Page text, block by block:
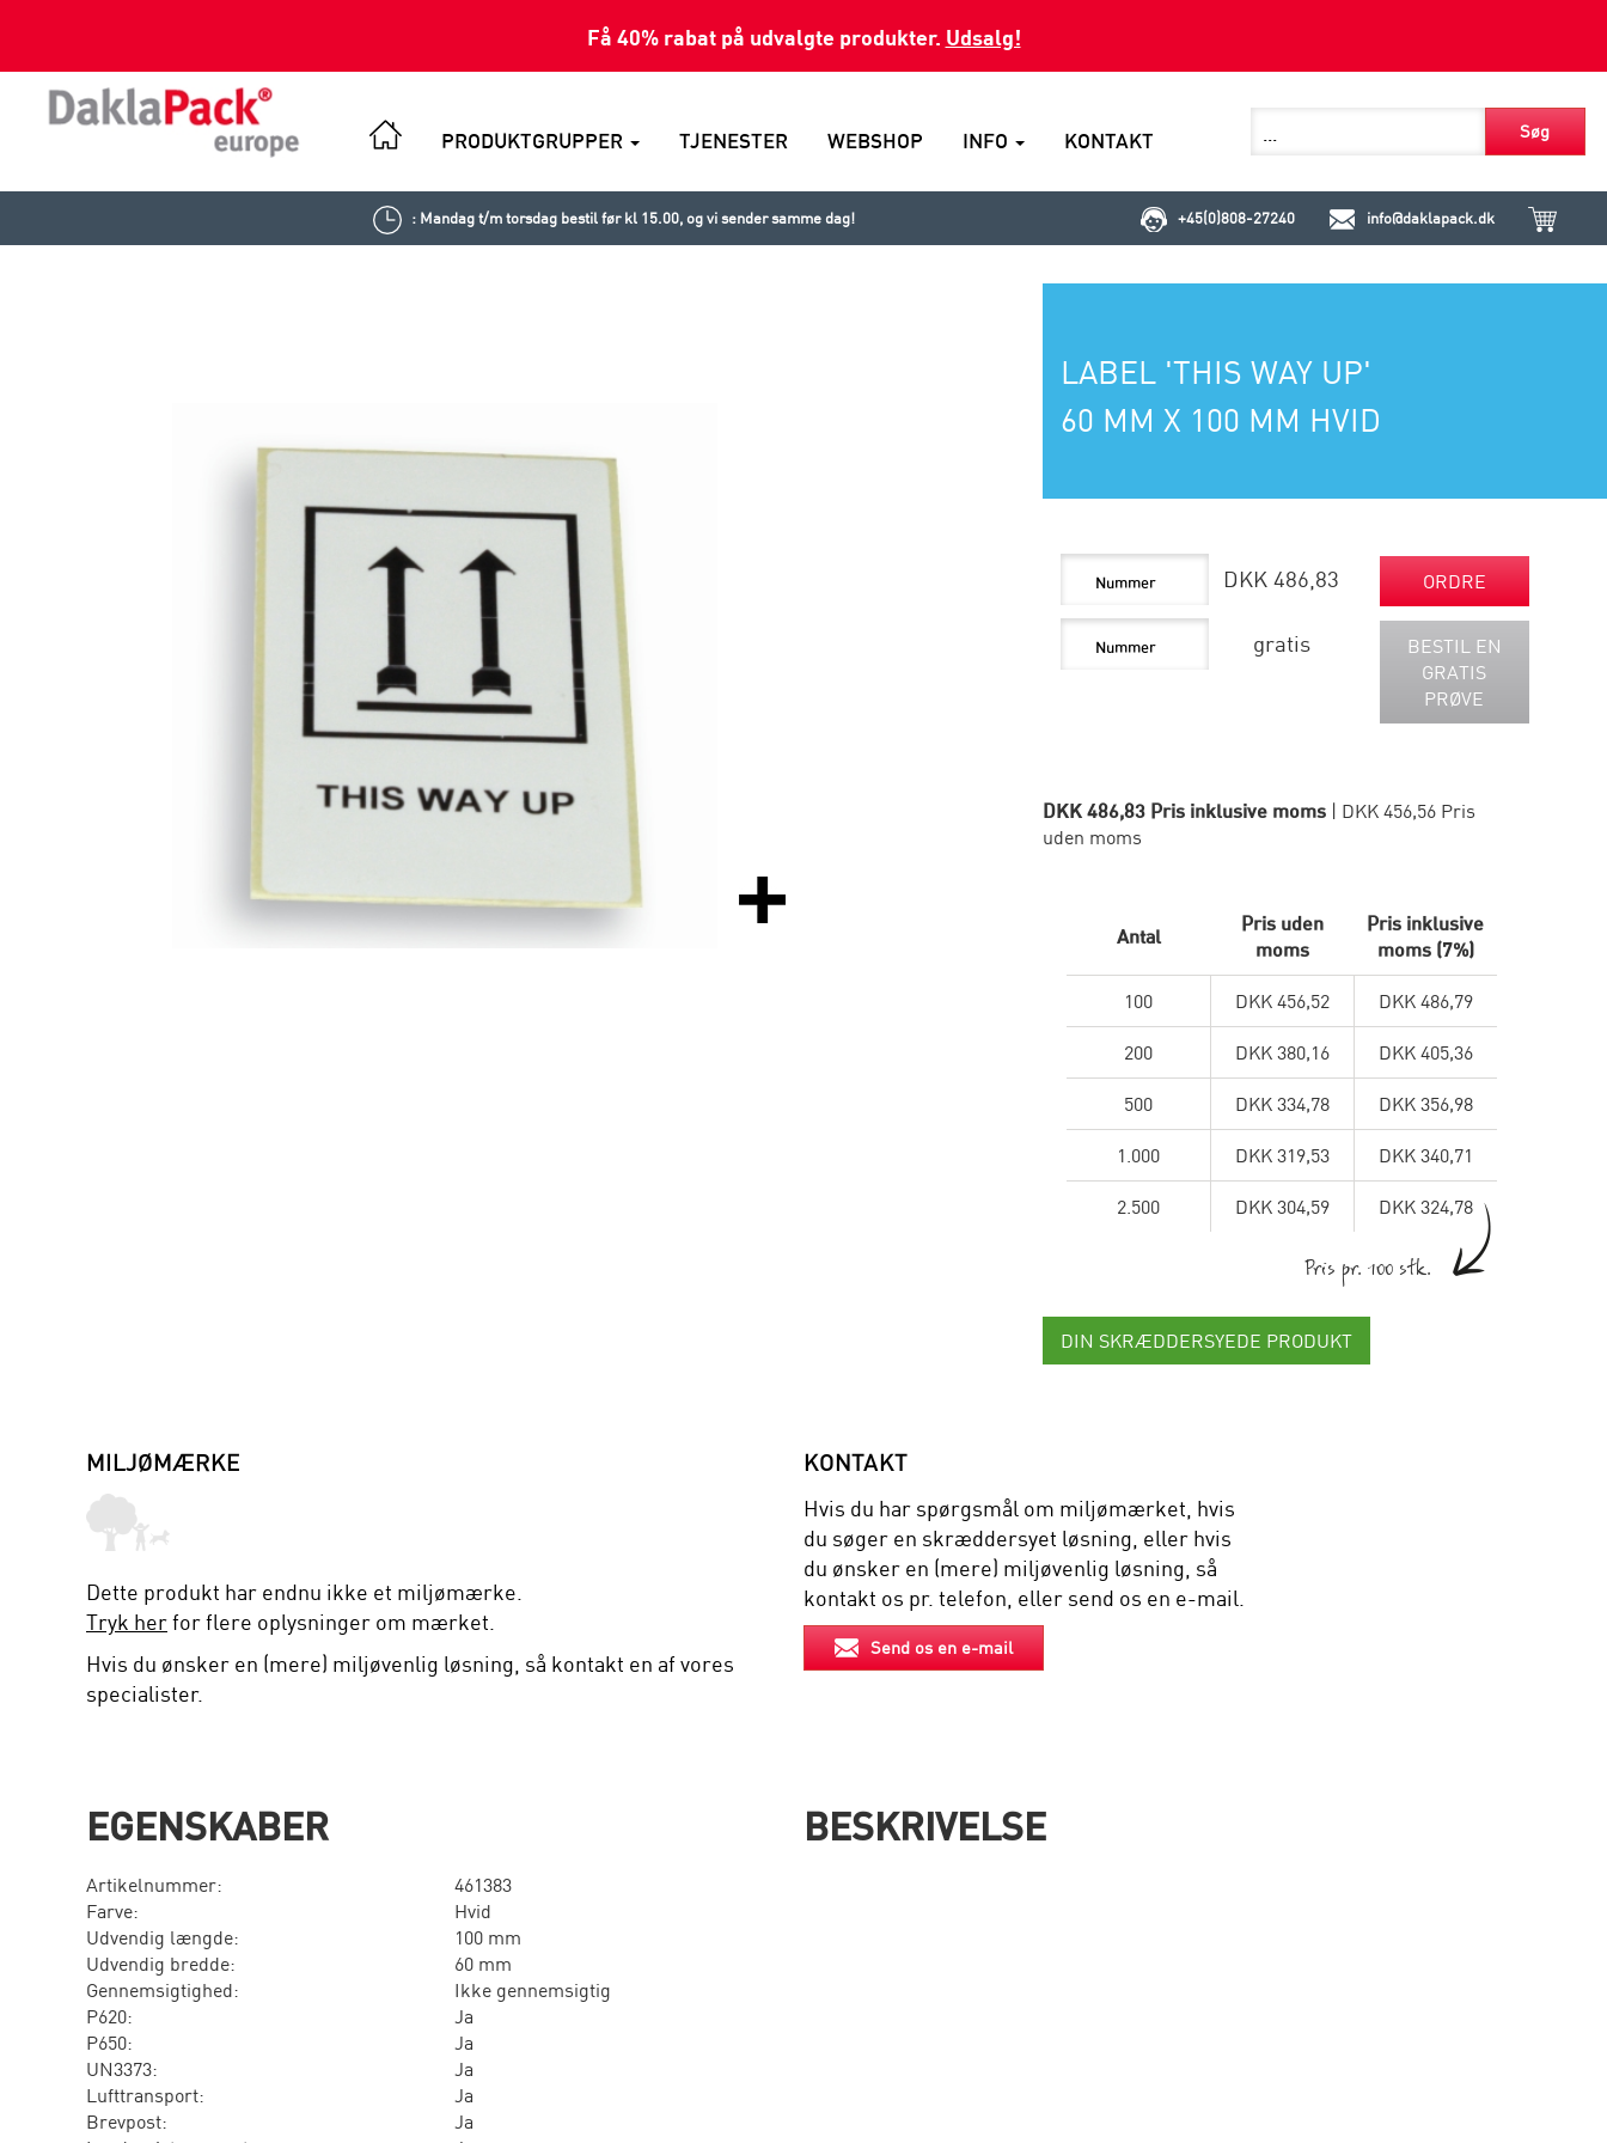
Få 40% rabat på udvalgte produkter. Udsalg!
PRODUKTGRUPPER TJENESTER WEBSHOP INFO KONTAKT Søg
: Mandag t/m torsdag bestil før kl 15.00, og vi sender samme dag! +45(0)808-27240 info@daklapack.dk
LABEL 'THIS WAY UP'
60 MM X 100 MM HVID
DKK 486,83 ORDRE
gratis
BESTIL EN
GRATIS
PRØVE
DKK 486,83 Pris inklusive moms | DKK 456,56 Pris
uden moms
Antal
Pris uden
moms
Pris inklusive
moms (7%)
100 DKK 456,52 DKK 486,79
200 DKK 380,16 DKK 405,36
500 DKK 334,78 DKK 356,98
1.000 DKK 319,53 DKK 340,71
2.500 DKK 304,59 DKK 324,78
Pris pr. 100 stk.
DIN SKRÆDDERSYEDE PRODUKT
MILJØMÆRKE
Dette produkt har endnu ikke et miljømærke.
Tryk herfor flere oplysninger om mærket.
Hvis du ønsker en (mere) miljøvenlig løsning, så kontakt en af vores
specialister.
KONTAKT
Hvis du har spørgsmål om miljømærket, hvis
du søger en skræddersyet løsning, eller hvis
du ønsker en (mere) miljøvenlig løsning, så
kontakt os pr. telefon, eller send os en e-mail.
Send os en e-mail
EGENSKABER
Artikelnummer:
461383
Farve:
Hvid
Udvendig længde:
100 mm
Udvendig bredde:
60 mm
Gennemsigtighed:
Ikke gennemsigtig
P620:
Ja
P650:
Ja
UN3373:
Ja
Lufttransport:
Ja
Brevpost:
Ja
BESKRIVELSE